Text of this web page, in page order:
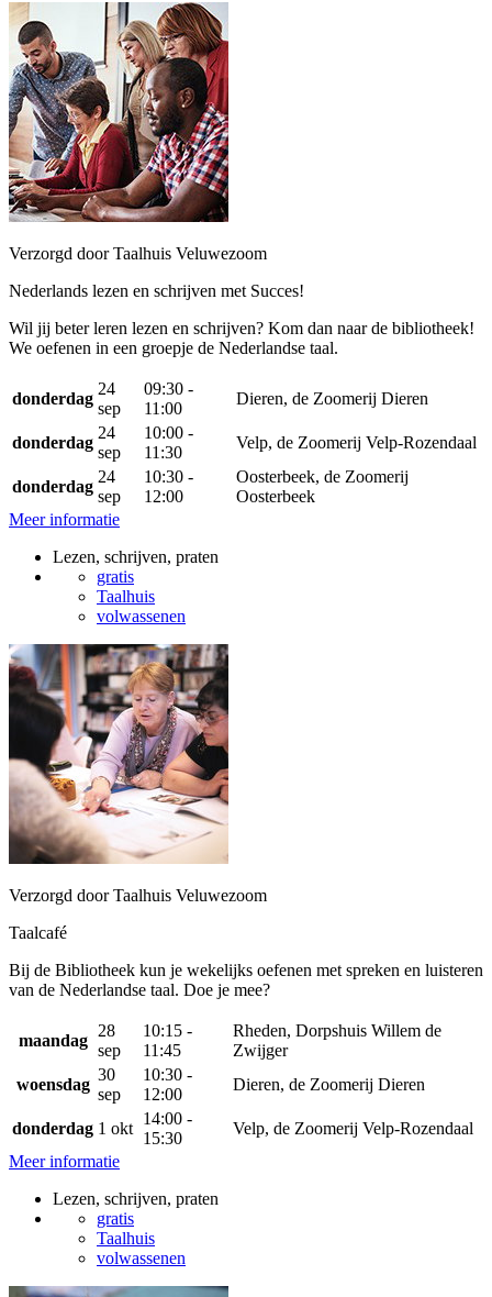
Verzorgd door Taalhuis Veluwezoom
Nederlands lezen en schrijven met Succes!
Wil jij beter leren lezen en schrijven? Kom dan naar de bibliotheek!
We oefenen in een groepje de Nederlandse taal.
donderdag
24
sep
09:30 -
11:00
Dieren, de Zoomerij Dieren
donderdag
24
sep
10:00 -
11:30
Velp, de Zoomerij Velp-Rozendaal
donderdag
24
sep
10:30 -
12:00
Oosterbeek, de Zoomerij
Oosterbeek
Meer informatie
Lezen, schrijven, praten
gratis
Taalhuis
volwassenen
Verzorgd door Taalhuis Veluwezoom
Taalcafé
Bij de Bibliotheek kun je wekelijks oefenen met spreken en luisteren
van de Nederlandse taal. Doe je mee?
maandag
28
sep
10:15 -
11:45
Rheden, Dorpshuis Willem de
Zwijger
woensdag
30
sep
10:30 -
12:00
Dieren, de Zoomerij Dieren
donderdag 1 okt
14:00 -
15:30
Velp, de Zoomerij Velp-Rozendaal
Meer informatie
Lezen, schrijven, praten
gratis
Taalhuis
volwassenen